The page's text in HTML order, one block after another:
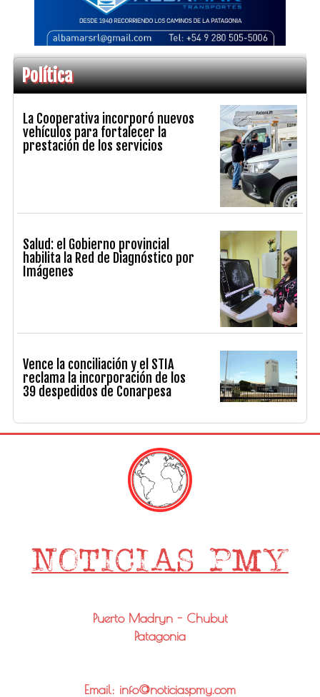
Política
La Cooperativa incorporó nuevos
vehículos para fortalecer la
prestación de los servicios
Salud: el Gobierno provincial
habilita la Red de Diagnóstico por
Imágenes
Vence la conciliación y el STIA
reclama la incorporación de los
39 despedidos de Conarpesa
Puerto Madryn - Chubut
Patagonia
Email: info@noticiaspmy.com